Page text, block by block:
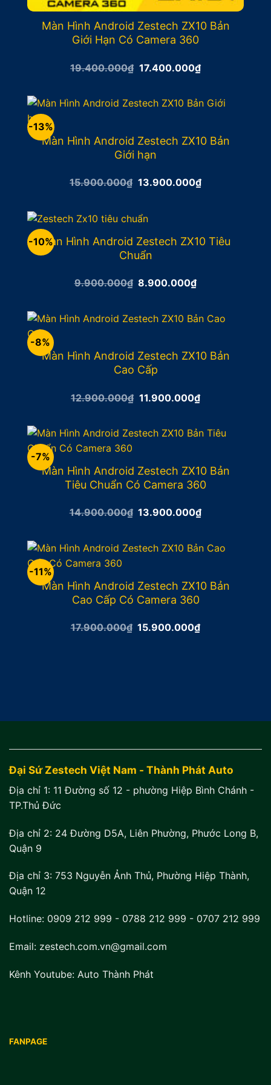
Màn Hình Android Zestech ZX10 Bản
Giới Hạn Có Camera 360
19.400.000₫ Giá
19.400.000₫.
17.400.000₫Giá
hiện
17.400.000₫.
-13%
Màn Hình Android Zestech ZX10 Bản
Giới hạn
15.900.000₫ Giá
15.900.000₫.
13.900.000₫Giá
hiện
-10%Màn Hình Android Zestech ZX10 Tiêu
Chuẩn
9.900.000₫ Giá
9.900.000₫.
8.900.000₫Giá
là:
8.900.000₫.
-8%
Màn Hình Android Zestech ZX10 Bản
Cao Cấp
12.900.000₫ Giá
12.900.000₫.
11.900.000₫Giá
hiện
11.900.000₫.
-7%
Màn Hình Android Zestech ZX10 Bản
Tiêu Chuẩn Có Camera 360
14.900.000₫ Giá
14.900.000₫.
13.900.000₫Giá
13.900.000₫.
-11%
Màn Hình Android Zestech ZX10 Bản
Cao Cấp Có Camera 360
17.900.000₫ Giá
15.900.000₫Giá
Đại Sứ Zestech Việt Nam - Thành Phát Auto
Địa chỉ 1: 11 Đường số 12 - phường Hiệp Bình Chánh -
TP.Thủ Đức
Địa chỉ 2: 24 Đường D5A, Liên Phường, Phước Long B,
Quận 9
Địa chỉ 3: 753 Nguyễn Ảnh Thủ, Phường Hiệp Thành,
Quận 12
Hotline: 0909 212 999 - 0788 212 999 - 0707 212 999
Email: zestech.com.vn@gmail.com
Kênh Youtube: Auto Thành Phát
FANPAGE